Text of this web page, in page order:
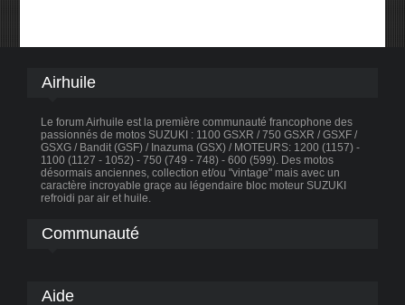
Airhuile
Le forum Airhuile est la première communauté francophone des
passionnés de motos SUZUKI : 1100 GSXR / 750 GSXR / GSXF /
GSXG / Bandit (GSF) / Inazuma (GSX) / MOTEURS: 1200 (1157) -
1100 (1127 - 1052) - 750 (749 - 748) - 600 (599). Des motos
désormais anciennes, collection et/ou "vintage" mais avec un
caractère incroyable graçe au légendaire bloc moteur SUZUKI
refroidi par air et huile.
Communauté
Aide